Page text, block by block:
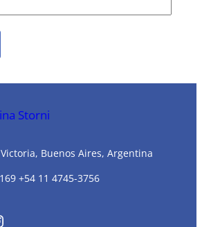
Storni
Buenos Aires, Argentina
+54 11 4745-3756